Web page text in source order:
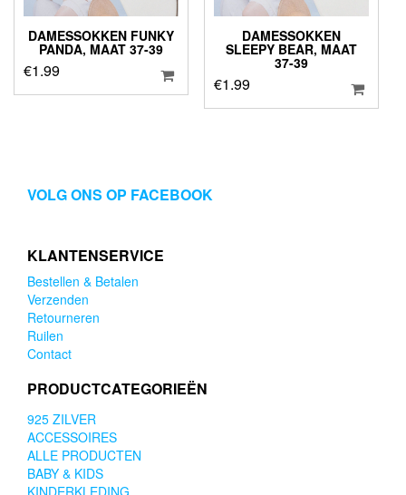
DAMESSOKKEN FUNKY
PANDA, MAAT 37-39
€1.99
DAMESSOKKEN
SLEEPY BEAR, MAAT
37-39
€1.99
VOLG ONS OP FACEBOOK
KLANTENSERVICE
Bestellen & Betalen
Verzenden
Retourneren
Ruilen
Contact
PRODUCTCATEGORIEËN
925 ZILVER
ACCESSOIRES
ALLE PRODUCTEN
BABY & KIDS
KINDERKLEDING